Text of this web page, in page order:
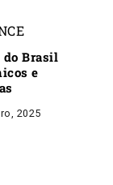
do Brasil
e
2025